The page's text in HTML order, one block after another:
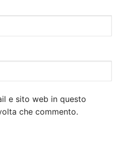
e sito web in questo
che commento.